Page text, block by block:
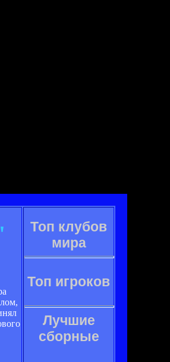
Топ клубов
мира
Топ игроков
Лучшие
сборные